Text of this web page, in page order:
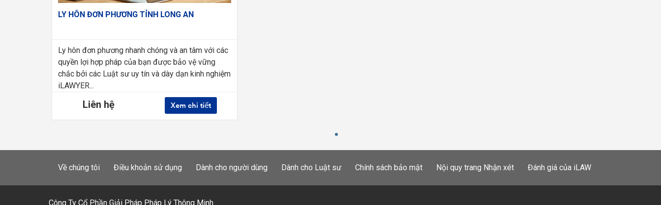
LY HÔN ĐƠN PHƯƠNG TỈNH LONG AN
Ly hôn đơn phương nhanh chóng và an tâm với các
quyền lợi hợp pháp của bạn được bảo vệ vững
chắc bởi các Luật sư uy tín và dày dạn kinh nghiệm
iLAWYER...
Liên hệ Xem chi tiết
Về chúng tôi Điều khoản sử dụng Dành cho người dùng Dành cho Luật sư Chính sách bảo mật Nội quy trang Nhận xét Đánh giá của iLAW
Công Ty Cổ Phần Giải Pháp Pháp Lý Thông Minh